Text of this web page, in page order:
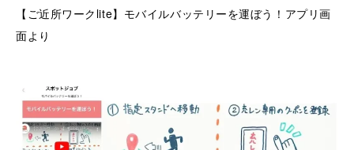
【ご近所ワークlite】モバイルバッテリーを運ぼう！アプリ画
面より